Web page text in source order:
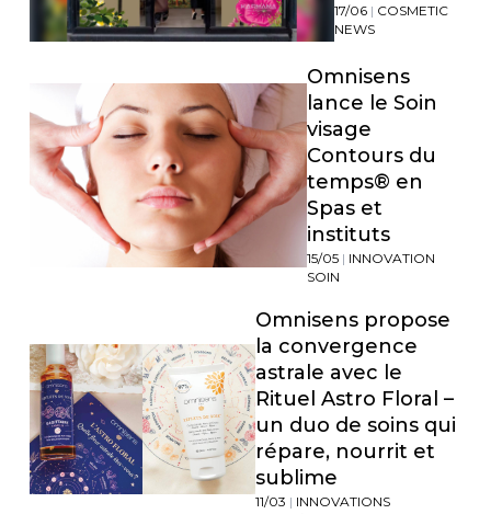
17/06 | COSMETIC
NEWS
Omnisens
lance le Soin
visage
Contours du
temps® en
Spas et
instituts
15/05| INNOVATION
SOIN
Omnisens propose
la convergence
astrale avec le
Rituel Astro Floral –
un duo de soins qui
répare, nourrit et
sublime
11/03 | INNOVATIONS